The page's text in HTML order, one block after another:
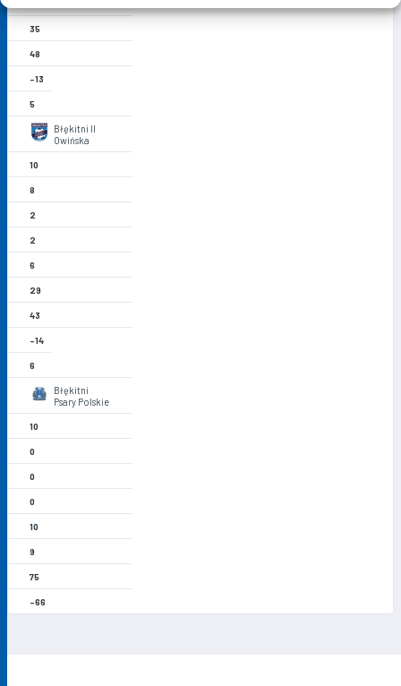
35
48
-13
5
Błękitni II
Owińska
10
8
2
2
6
29
43
-14
6
Błękitni
Psary Polskie
10
0
0
0
10
9
75
-66